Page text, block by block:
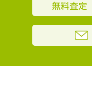
無料査定